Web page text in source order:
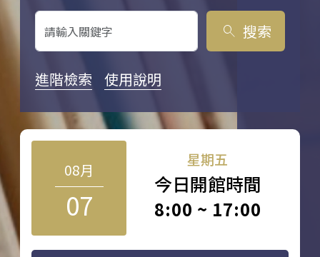
search 搜索
進階檢索 使用說明
08月
07
星期五
今日開館時間
8:00 ~ 17:00